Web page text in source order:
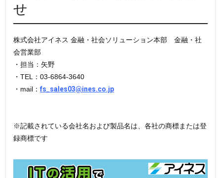
せ
株式会社アイネス金融・社会ソリューション本部 金融・社
会営業部
・担当：矢野
・TEL：03-6864-3640
・mail：fs_sales03@ines.co.jp
※記載されている会社名および製品名は、各社の商標または登
録商標です